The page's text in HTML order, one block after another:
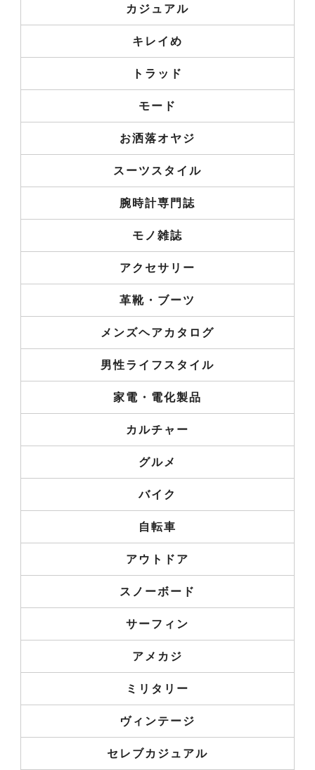
カジュアル
キレイめ
トラッド
モード
お洒落オヤジ
スーツスタイル
腕時計専門誌
モノ雑誌
アクセサリー
革靴・ブーツ
メンズヘアカタログ
男性ライフスタイル
家電・電化製品
カルチャー
グルメ
バイク
自転車
アウトドア
スノーボード
サーフィン
アメカジ
ミリタリー
ヴィンテージ
セレブカジュアル